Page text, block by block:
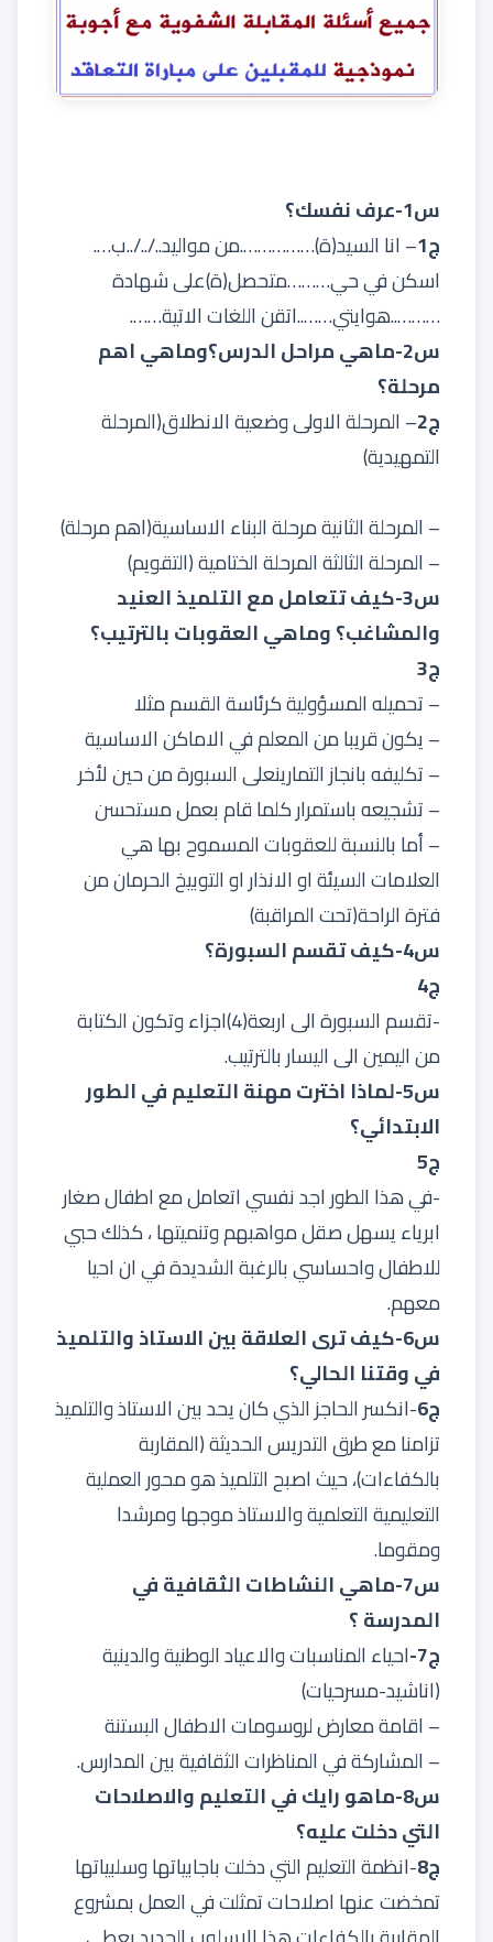
س1-عرف نفسك؟
ج1 – انا السيد(ة)…………….من مواليد../../..ب….
اسكن في حي………متحصل(ة)على شهادة
………..هوايتي……..اتقن اللغات الاتية…….
س2-ماهي مراحل الدرس؟وماهي اهم
مرحلة؟
ج2 – المرحلة الاولى وضعية الانطلاق(المرحلة
التمهيدية)
– المرحلة الثانية مرحلة البناء الاساسية(اهم مرحلة)
– المرحلة الثالثة المرحلة الختامية (التقويم)
س3-كيف تتعامل مع التلميذ العنيد
والمشاغب؟ وماهي العقوبات بالترتيب؟
ج3
– تحميله المسؤولية كرئاسة القسم مثلا
– يكون قريبا من المعلم في الاماكن الاساسية
– تكليفه بانجاز التمارينعلى السبورة من حين لأخر
– تشجيعه باستمرار كلما قام بعمل مستحسن
– أما بالنسبة للعقوبات المسموح بها هي
العلامات السيئة او الانذار او التوبيخ الحرمان من
فترة الراحة(تحت المراقبة)
س4-كيف تقسم السبورة؟
ج4
-تقسم السبورة الى اربعة(4)اجزاء وتكون الكتابة
من اليمين الى اليسار بالترتيب.
س5-لماذا اخترت مهنة التعليم في الطور
الابتدائي؟
ج5
-في هذا الطور اجد نفسي اتعامل مع اطفال صغار
ابرياء يسهل صقل مواهبهم وتنميتها ، كذلك حبي
للاطفال واحساسي بالرغبة الشديدة في ان احيا
معهم.
س6-كيف ترى العلاقة بين الاستاذ والتلميذ
في وقتنا الحالي؟
ج6 -انكسر الحاجز الذي كان يحد بين الاستاذ والتلميذ
تزامنا مع طرق التدريس الحديثة (المقاربة
بالكفاءات)، حيث اصبح التلميذ هو محور العملية
التعليمية التعلمية والاستاذ موجها ومرشدا
ومقوما.
س7-ماهي النشاطات الثقافية في
المدرسة ؟
ج7-
احياء المناسبات والاعياد الوطنية والدينية
(اناشيد-مسرحيات)
– اقامة معارض لروسومات الاطفال البستنة
– المشاركة في المناظرات الثقافية بين المدارس.
س8-ماهو رايك في التعليم والاصلاحات
التي دخلت عليه؟
ج8 -انظمة التعليم التي دخلت باجابياتها وسلبياتها
تمخضت عنها اصلاحات تمثلت في العمل بمشروع